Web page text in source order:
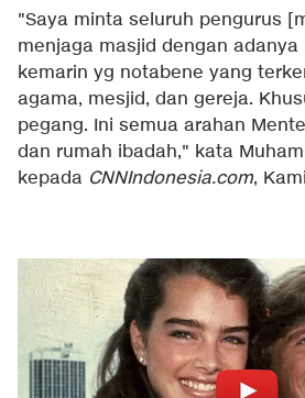
"Saya minta seluruh pengurus
menjaga masjid dengan adanya
kemarin yg notabene yang
agama, mesjid, dan gereja.
pegang. Ini semua arahan
dan rumah ibadah," kata
kepada CNNIndonesia.com,